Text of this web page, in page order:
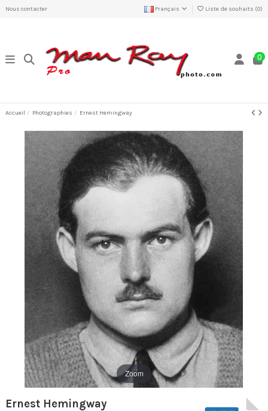
Nous contacter Français Liste de souhaits (0)
0
Accueil Photographies Ernest Hemingway
Zoom
Ernest Hemingway